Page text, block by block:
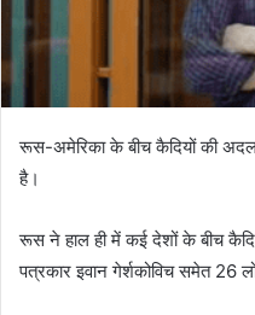
रूस-अमेरिका के बीच कैदियों की
है।
रूस ने हाल ही में कई देशों के बीच
पत्रकार इवान गेर्शकोविच समेत 26